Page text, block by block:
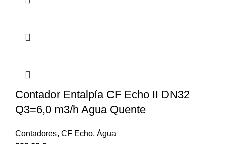
Contador Entalpía CF Echo II DN32
Q3=6,0 m3/h Agua Quente
Contadores, CF Echo, Água